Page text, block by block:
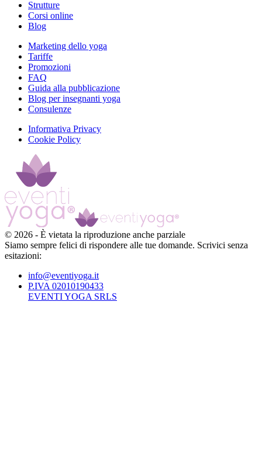
Strutture
Corsi online
Blog
Marketing dello yoga
Tariffe
Promozioni
FAQ
Guida alla pubblicazione
Blog per insegnanti yoga
Consulenze
Informativa Privacy
Cookie Policy
© 2026 - È vietata la riproduzione anche parziale
Siamo sempre felici di rispondere alle tue domande. Scrivici senza
esitazioni:
info@eventiyoga.it
P.IVA 02010190433
EVENTI YOGA SRLS